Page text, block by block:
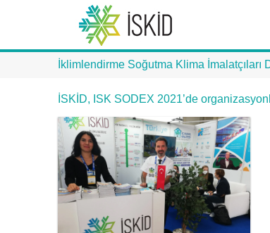
İklimlendirme Soğutma Klima İmalatçıları
İSKİD, ISK SODEX 2021’de